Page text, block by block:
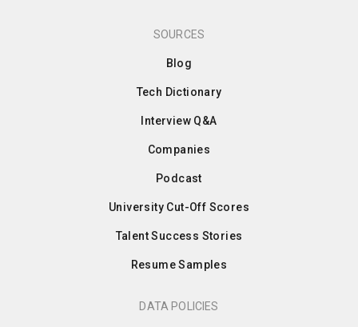
SOURCES
Blog
Tech Dictionary
Interview Q&A
Companies
Podcast
University Cut-Off Scores
Talent Success Stories
Resume Samples
DATA POLICIES